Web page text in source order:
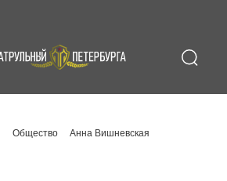
Общество Анна Вишневская